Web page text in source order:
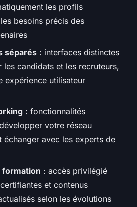
les profils
besoins précis des
séparés : interfaces distinctes
les candidats et les recruteurs,
expérience utilisateur
: fonctionnalités
votre réseau
échanger avec les experts de
formation : accès privilégié
et contenus
selon les évolutions